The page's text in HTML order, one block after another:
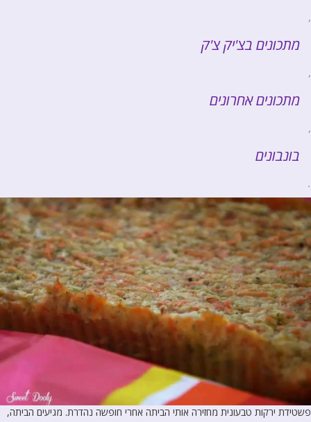
,
מתכונים בצ'יק צ'ק
,
מתכונים אחרונים
,
בונבונים
.
פשטידת ירקות טבעונית מחזירה אותי הביתה אחרי חופשה נהדרת. מגיעים הביתה,